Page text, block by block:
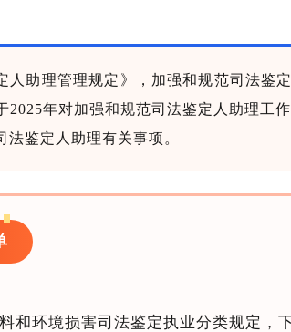
人助理管理规定》，加强和规范司法鉴
年对加强和规范司法鉴定人助理工
鉴定人助理有关事项。
和环境损害司法鉴定执业分类规定，